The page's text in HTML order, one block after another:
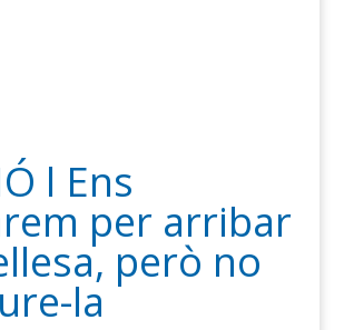
l Ens
per arribar
però no
la